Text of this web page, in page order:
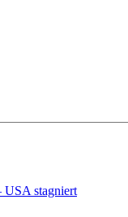
USA stagniert